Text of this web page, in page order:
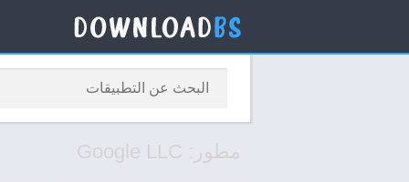
مطور: Google LLC